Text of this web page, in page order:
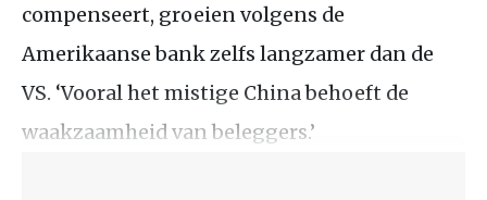
compenseert, groeien volgens de
Amerikaanse bank zelfs langzamer dan de
VS. ‘Vooral het mistige China behoeft de
waakzaamheid van beleggers.’